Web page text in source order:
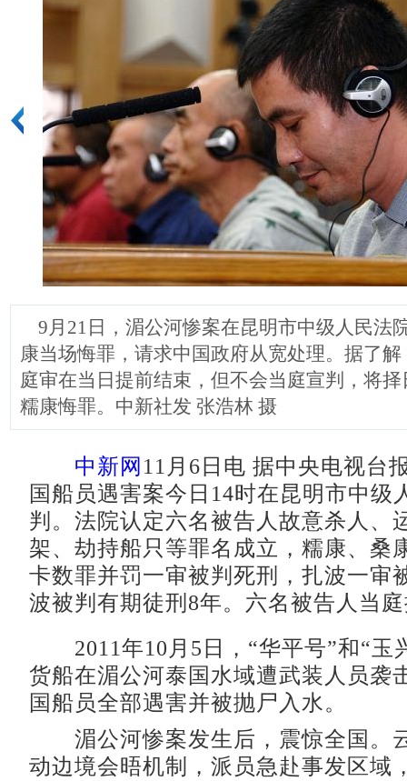
9月21日，湄公河惨案在昆明市中级人民法
康当场悔罪，请求中国政府从宽处理。据了
庭审在当日提前结束，但不会当庭宣判，将
糯康悔罪。中新社发 张浩林 摄
中新网 11月6日电 据中央电视台
国船员遇害案今日14时在昆明市中级
判。法院认定六名被告人故意杀人、
架、劫持船只等罪名成立，糯康、桑
卡数罪并罚一审被判死刑，扎波一审
波被判有期徒刑8年。六名被告人当
2011年10月5日，“华平号”和“玉
货船在湄公河泰国水域遭武装人员袭
国船员全部遇害并被抛尸入水。
湄公河惨案发生后，震惊全国。
动边境会晤机制，派员急赴事发区域